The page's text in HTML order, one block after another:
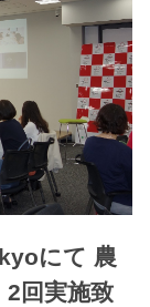
にて 農
回実施致